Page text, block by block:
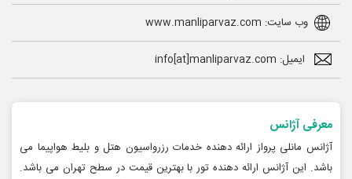
وب سایت: www.manliparvaz.com
ایمیل: info[at]manliparvaz.com
معرفی آژانس
آژانس مانلی پرواز ارائه دهنده خدمات رزرواسیون هتل و بلیط هواپیما می
باشد. این آژانس ارائه دهنده تور با بهترین قیمت در سطح تهران می باشد.